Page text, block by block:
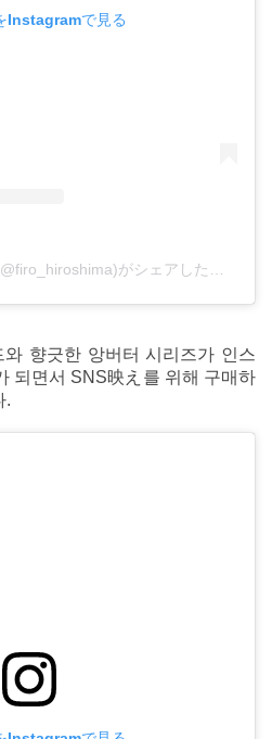
Instagramで見る
ベーカリーキッチンFIRO(@firo_hiroshima)がシェアした投稿
향긋한 앙버터 시리즈가 인스
되면서 SNS映え를 위해 구매하
.